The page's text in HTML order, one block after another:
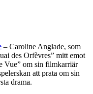
– Caroline Anglade, som
des Orfèvres” mitt emot
Vue” om sin filmkarriär
att prata om sin
drama.